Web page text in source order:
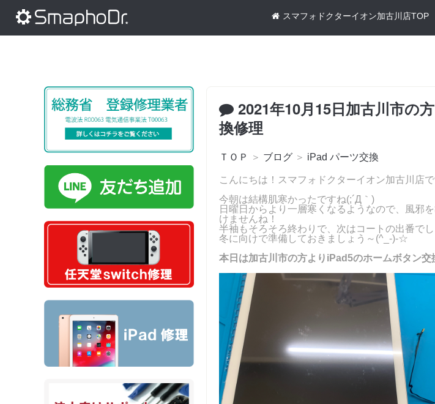
スマフォドクターイオン加古川店TOP
2021年10月15日加古川市の
換修理
ＴＯＰ ＞ ブログ ＞ iPad パーツ交換
こんにちは！スマフォドクターイオン加古川店
今朝は結構肌寒かったですね(;´Д｀)
日曜日からより一層寒くなるようなので、風邪
けませんね！
半袖もそろそろ終わりで、次はコートの出番で
冬に向けで準備しておきましょう～(^_-)-☆
本日は加古川市の方よりiPad5のホームボタン交